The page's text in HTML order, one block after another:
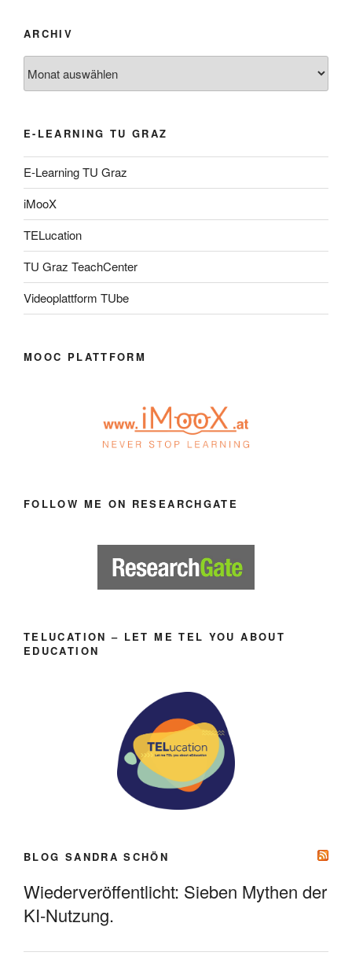
ARCHIV
E-LEARNING TU GRAZ
E-Learning TU Graz
iMooX
TELucation
TU Graz TeachCenter
Videoplattform TUbe
MOOC PLATTFORM
FOLLOW ME ON RESEARCHGATE
TELUCATION – LET ME TEL YOU ABOUT
EDUCATION
BLOG SANDRA SCHÖN
Wiederveröffentlicht: Sieben Mythen der
KI-Nutzung.